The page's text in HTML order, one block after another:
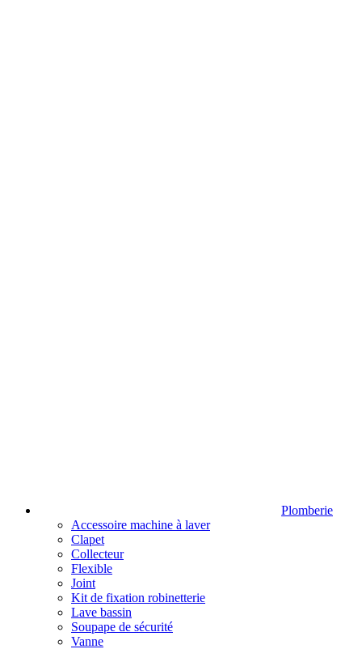
Plomberie
Accessoire machine à laver
Clapet
Collecteur
Flexible
Joint
Kit de fixation robinetterie
Lave bassin
Soupape de sécurité
Vanne